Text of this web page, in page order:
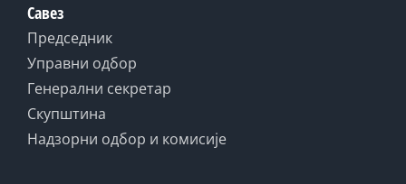
Савез
Председник
Управни одбор
Генерални секретар
Скупштина
Надзорни одбор и комисије